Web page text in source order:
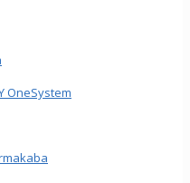
OneSystem